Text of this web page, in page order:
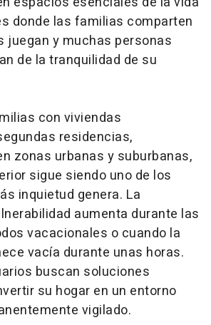
donde las familias comparten
juegan y muchas personas
de la tranquilidad de su
con viviendas
residencias,
zonas urbanas y suburbanas,
sigue siendo uno de los
inquietud genera. La
aumenta durante las
vacacionales o cuando la
vacía durante unas horas.
buscan soluciones
su hogar en un entorno
vigilado.